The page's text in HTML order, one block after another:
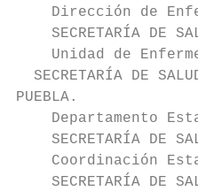
Dirección de
SECRETARÍA DE
Unidad de
SECRETARÍA DE
PUEBLA.
Departamento
SECRETARÍA DE
Coordinación
SECRETARÍA DE